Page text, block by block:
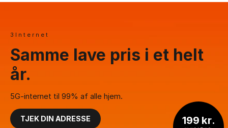
199 kr.
3Internet
Samme lave pris i et helt
år.
5G-internet til 99% af alle hjem.
TJEK DIN ADRESSE